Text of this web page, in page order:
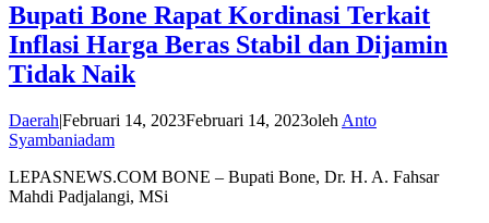
Bupati Bone Rapat Kordinasi Terkait
Inflasi Harga Beras Stabil dan Dijamin
Tidak Naik
Daerah|Februari 14, 2023Februari 14, 2023oleh Anto
Syambaniadam
LEPASNEWS.COM BONE – Bupati Bone, Dr. H. A. Fahsar
Mahdi Padjalangi, MSi